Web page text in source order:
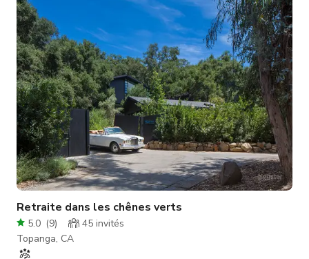
personnes ou moins pour une journée de 10 heures. Veuillez
inclure les détails suivants pour toutes les demandes : Nom
du projet Da
Retraite dans les chênes verts
5.0 (9) 45 invités
Topanga, CA